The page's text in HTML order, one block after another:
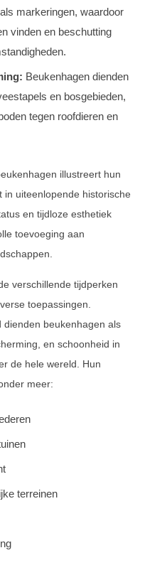
markeringen, waardoor
vinden en beschutting
Beukenhagen dienden
en bosgebieden,
tegen roofdieren en
illustreert hun
uiteenlopende historische
en tijdloze esthetiek
toevoeging aan
verschillende tijdperken
toepassingen.
dienden beukenhagen als
en schoonheid in
de hele wereld. Hun
meer:
terreinen